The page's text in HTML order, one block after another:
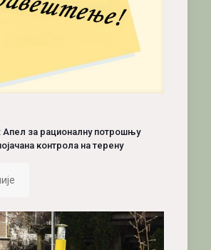
Апел за рационалну потрошњу
контрола на терену